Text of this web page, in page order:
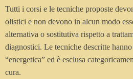
Tutti i corsi e le tecniche proposte
olistici e non devono in alcun modo
alternativa o sostitutiva rispetto a
diagnostici. Le tecniche descritte
“energetica” ed è esclusa
cura.